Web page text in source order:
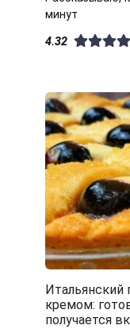
минут
4.32
Итальянский
кремом:
получается